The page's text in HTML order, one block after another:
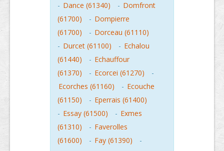
- Dance (61340) - Domfront
(61700)
- Dompierre
(61700)
- Dorceau (61110)
- Durcet (61100) - Echalou
(61440)
- Echauffour
(61370)
- Ecorcei (61270)
-
Ecorches (61160)
- Ecouche
(61150)
- Eperrais (61400)
- Essay (61500) - Exmes
(61310)
- Faverolles
(61600)
- Fay (61390)
-